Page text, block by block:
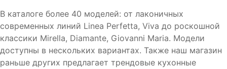
В каталоге более 40 моделей: от лаконичных
современных линий Linea Perfetta, Viva до роскошной
классики Mirella, Diamante, Giovanni Maria. Модели
доступны в нескольких вариантах. Также наш магазин
раньше других предлагает трендовые кухонные